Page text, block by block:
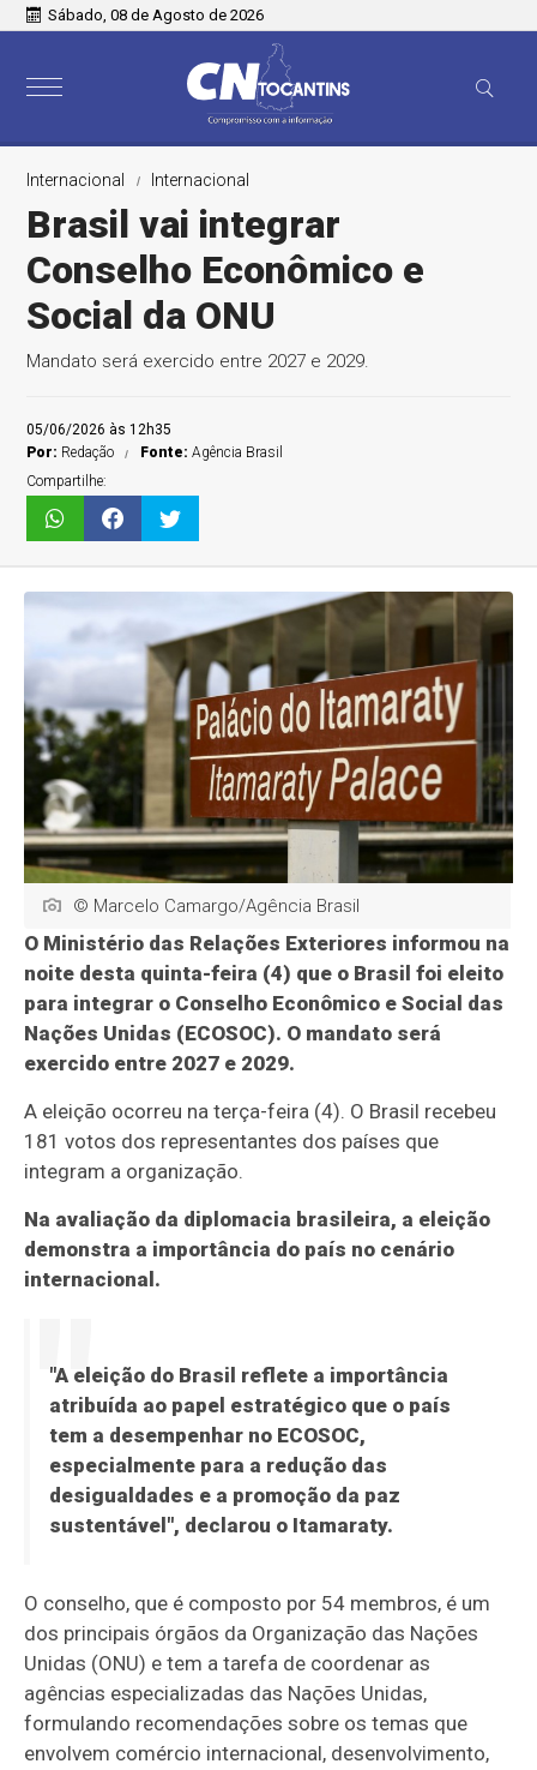
Sábado, 08 de Agosto de 2026
Internacional Internacional
Brasil vai integrar
Conselho Econômico e
Social da ONU
Mandato será exercido entre 2027 e 2029.
05/06/2026 às 12h35
Por: Redação Fonte:Agência Brasil
Compartilhe:
© Marcelo Camargo/Agência Brasil
O Ministério das Relações Exteriores informou na
noite desta quinta-feira (4) que o Brasil foi eleito
para integrar o Conselho Econômico e Social das
Nações Unidas (ECOSOC). O mandato será
exercido entre 2027 e 2029.
A eleição ocorreu na terça-feira (4). O Brasil recebeu
181 votos dos representantes dos países que
integram a organização.
Na avaliação da diplomacia brasileira, a eleição
demonstra a importância do país no cenário
internacional.
"A eleição do Brasil reflete a importância
atribuída ao papel estratégico que o país
tem a desempenhar no ECOSOC,
especialmente para a redução das
desigualdades e a promoção da paz
sustentável", declarou o Itamaraty.
O conselho, que é composto por 54 membros, é um
dos principais órgãos da Organização das Nações
Unidas (ONU) e tem a tarefa de coordenar as
agências especializadas das Nações Unidas,
formulando recomendações sobre os temas que
envolvem comércio internacional, desenvolvimento,